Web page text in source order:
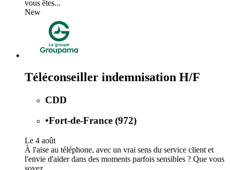
vous êtes...
New
Téléconseiller indemnisation H/F
CDD
•Fort-de-France (972)
Le 4 août
À l'aise au téléphone, avec un vrai sens du service client et
l'envie d'aider dans des moments parfois sensibles ? Que vous
soyez...